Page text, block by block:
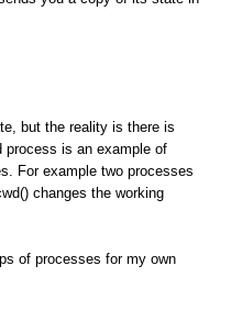
but the reality is there is
process is an example of
For example two processes
changes the working
of processes for my own